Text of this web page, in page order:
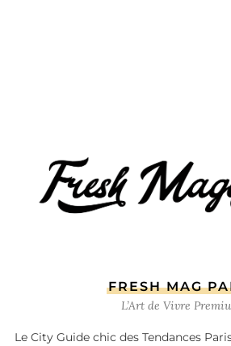
FRESH MAG
L’Art de Vivre
Le City Guide chic des Tendances